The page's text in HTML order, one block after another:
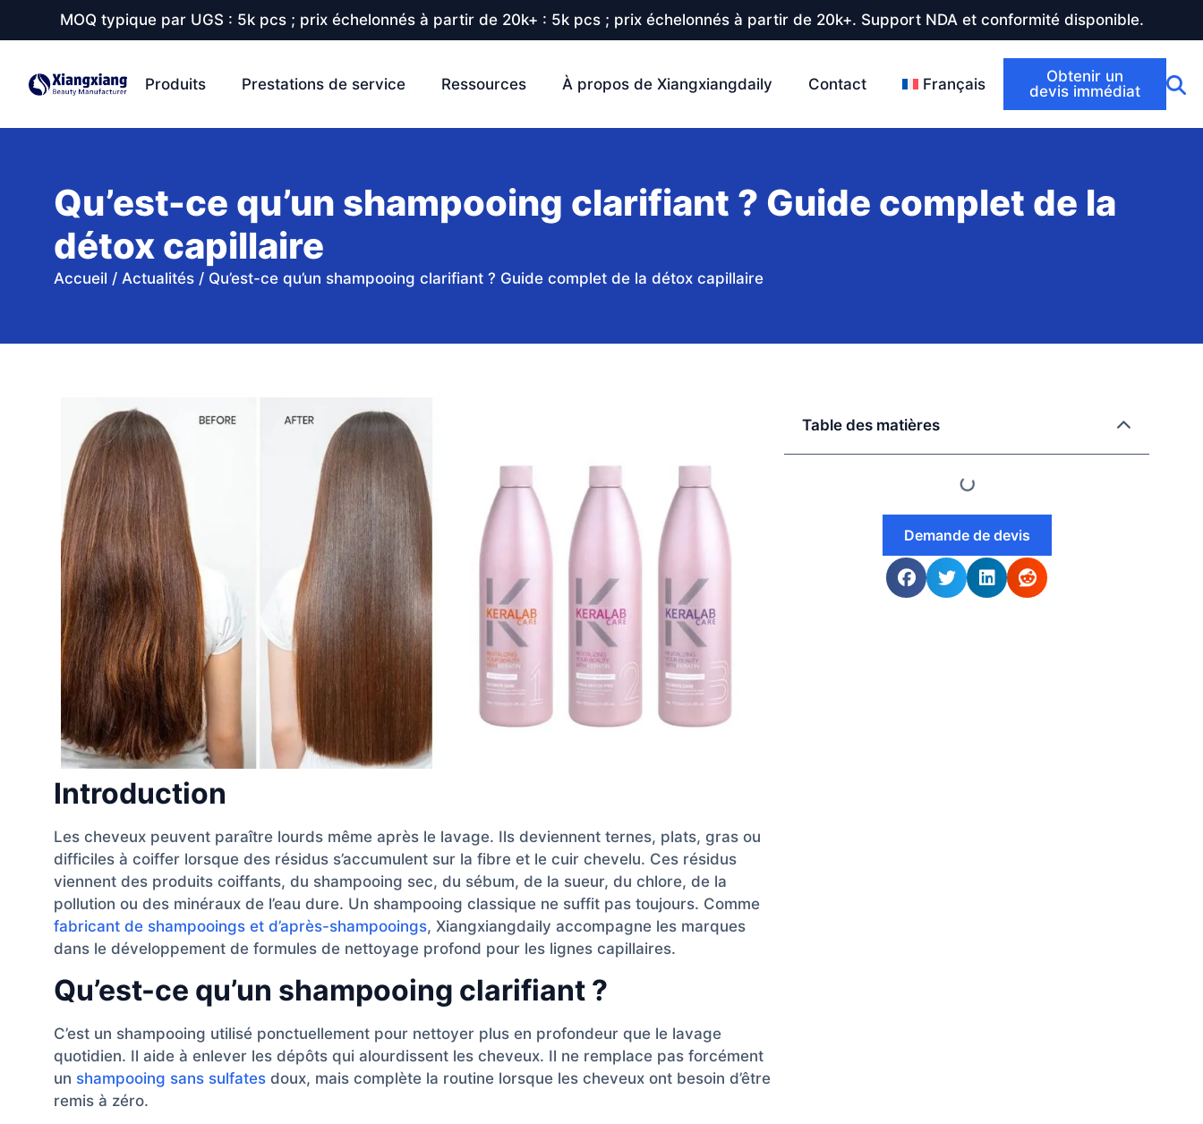
MOQ typique par UGS : 5k pcs ; prix échelonnés à partir de 20k+ : 5k pcs ; prix échelonnés à partir de 20k+. Support NDA et conformité disponible.
Produits Prestations de service Ressources À propos de Xiangxiangdaily Contact Français
Obtenir un
devis immédiat
Qu’est-ce qu’un shampooing clarifiant ? Guide complet de la
détox capillaire
Accueil / Actualités / Qu’est-ce qu’un shampooing clarifiant ? Guide complet de la détox capillaire
Introduction
Les cheveux peuvent paraître lourds même après le lavage. Ils deviennent ternes, plats, gras ou
difficiles à coiffer lorsque des résidus s’accumulent sur la fibre et le cuir chevelu. Ces résidus
viennent des produits coiffants, du shampooing sec, du sébum, de la sueur, du chlore, de la
pollution ou des minéraux de l’eau dure. Un shampooing classique ne suffit pas toujours. Comme
fabricant de shampooings et d’après-shampooings, Xiangxiangdaily accompagne les marques
dans le développement de formules de nettoyage profond pour les lignes capillaires.
Qu’est-ce qu’un shampooing clarifiant ?
C’est un shampooing utilisé ponctuellement pour nettoyer plus en profondeur que le lavage
quotidien. Il aide à enlever les dépôts qui alourdissent les cheveux. Il ne remplace pas forcément
un shampooing sans sulfates doux, mais complète la routine lorsque les cheveux ont besoin d’être
remis à zéro.
Table des matières
Demande de devis